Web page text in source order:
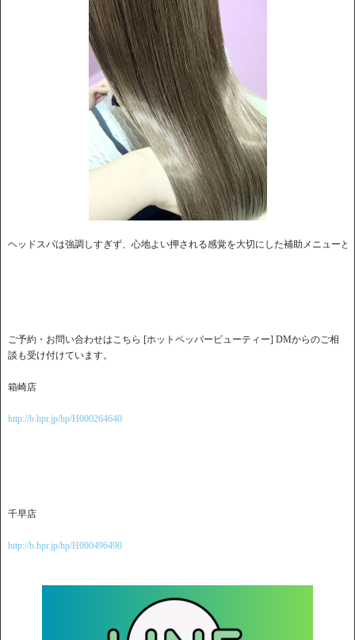
ヘッドスパは強調しすぎず、心地よい押される感覚を大切にした補助メニュー
ご予約・お問い合わせはこちら [ホットペッパービューティー] DMからのご相
談も受け付けています。
箱崎店
http://b.hpr.jp/hp/H000264640
千早店
http://b.hpr.jp/hp/H000496490